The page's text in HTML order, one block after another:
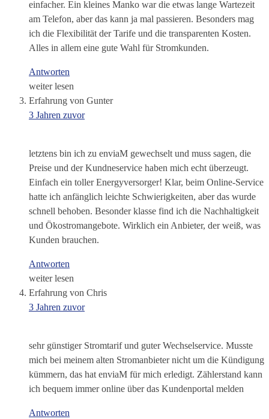
einfacher. Ein kleines Manko war die etwas lange Wartezeit
am Telefon, aber das kann ja mal passieren. Besonders mag
ich die Flexibilität der Tarife und die transparenten Kosten.
Alles in allem eine gute Wahl für Stromkunden.
Antworten
weiter lesen
Erfahrung von Gunter
3 Jahren zuvor
letztens bin ich zu enviaM gewechselt und muss sagen, die
Preise und der Kundneservice haben mich echt überzeugt.
Einfach ein toller Energyversorger! Klar, beim Online-Service
hatte ich anfänglich leichte Schwierigkeiten, aber das wurde
schnell behoben. Besonder klasse find ich die Nachhaltigkeit
und Ökostromangebote. Wirklich ein Anbieter, der weiß, was
Kunden brauchen.
Antworten
weiter lesen
Erfahrung von Chris
3 Jahren zuvor
sehr günstiger Stromtarif und guter Wechselservice. Musste
mich bei meinem alten Stromanbieter nicht um die Kündigung
kümmern, das hat enviaM für mich erledigt. Zählerstand kann
ich bequem immer online über das Kundenportal melden
Antworten